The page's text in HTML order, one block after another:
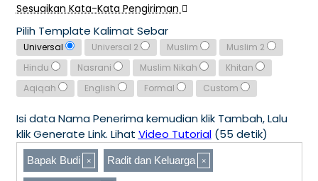
Sesuaikan Kata-Kata Pengiriman
Pilih Template Kalimat Sebar
Universal Universal 2 Muslim
Muslim 2
Hindu
Nasrani Muslim Nikah
Khitan
Aqiqah
English Formal Custom
Isi data Nama Penerima kemudian klik Tambah, Lalu
klik Generate Link. Lihat Video Tutorial(55 detik)
Bapak Budi Radit dan Keluarga